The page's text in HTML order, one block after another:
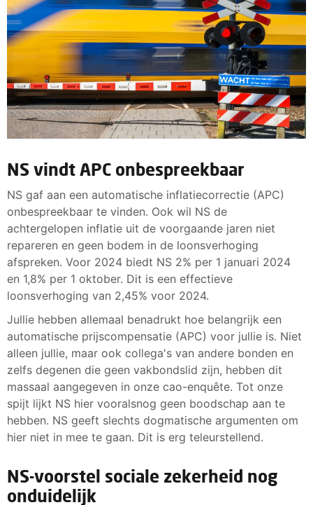
NS vindt APC onbespreekbaar
NS gaf aan een automatische inflatiecorrectie (APC)
onbespreekbaar te vinden. Ook wil NS de
achtergelopen inflatie uit de voorgaande jaren niet
repareren en geen bodem in de loonsverhoging
afspreken. Voor 2024 biedt NS 2% per 1 januari 2024
en 1,8% per 1 oktober. Dit is een effectieve
loonsverhoging van 2,45% voor 2024.
Jullie hebben allemaal benadrukt hoe belangrijk een
automatische prijscompensatie (APC) voor jullie is. Niet
alleen jullie, maar ook collega's van andere bonden en
zelfs degenen die geen vakbondslid zijn, hebben dit
massaal aangegeven in onze cao-enquête. Tot onze
spijt lijkt NS hier vooralsnog geen boodschap aan te
hebben. NS geeft slechts dogmatische argumenten om
hier niet in mee te gaan. Dit is erg teleurstellend.
NS-voorstel sociale zekerheid nog
onduidelijk